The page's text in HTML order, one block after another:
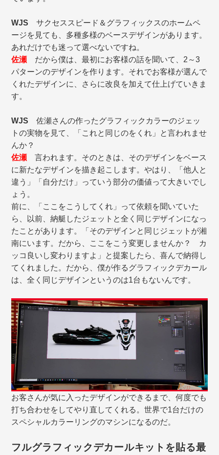
WJS サクセススピード＆グラフィックスのホームペ
ージを見ても、多種多様のベースデザインがあります。
あれだけでも迷って選べないですね。
佐瀬 だから僕は、最初にお客様の話を聞いて、2～3
パターンのデザインを作ります。それでお客様が選んで
くれたデザインに、さらに改良を加えて仕上げていきま
す。
WJS 佐瀬さんの作ったグラフィックカラーのジェッ
トの実物を見て、「これと同じのをくれ」と言われませ
んか？
佐瀬 言われます。そのときは、そのデザインをベース
に新たなデザインを描き起こします。やはり、「他人と
違う」「自分だけ」っていう部分の価値って大きいでし
ょう。
前に、「ここをこうしてくれ」って依頼を聞いていた
ら、以前、納艇したジェットと全く同じデザインになっ
たことがあります。「そのデザインと同じジェットが湘
南にいます。だから、ここをこう変更しませんか？ カ
ッコ良いし変わりますよ」と提案したら、喜んで納得し
てくれました。だから、僕が作るグラフィックデカール
は、全く同じデザインというのは1台もないんです。
お客さんが気に入ったデザインができるまで、何度でも
打ち合わせをしてやり直してくれる。世界で1台だけの
スペシャルカラーリングのマシンになるのだ。
フルグラフィックデカールキットを貼る最